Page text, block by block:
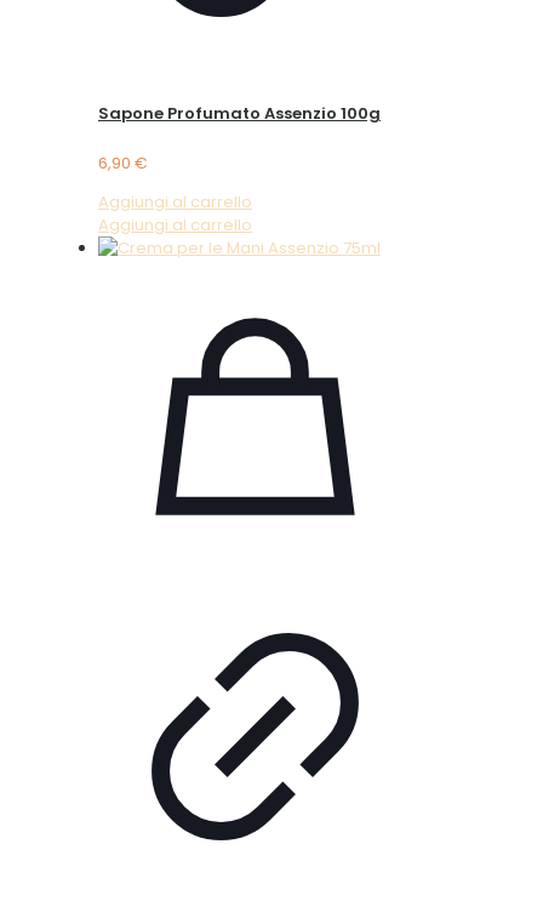
Sapone Profumato Assenzio 100g
6,90 €
Aggiungi al carrello
Aggiungi al carrello